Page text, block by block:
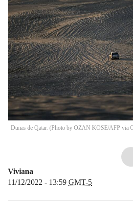
Dunas de Qatar. (Photo by OZAN KOSE/AFP via
Viviana
11/12/2022 - 13:59 GMT-5